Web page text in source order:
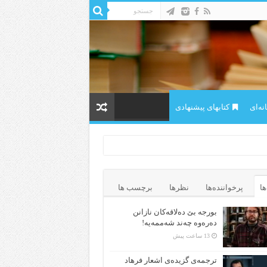
کتابهای پیشنهادی
پرخواننده‌ها نظرها برچسب ها
بورجە بێ دەلاقەکان نازانن
دەرەوە چەند شەممەیە!
13 ساعت پیش
ترجمه‌ی گزیده‌‌ی اشعار فرهاد